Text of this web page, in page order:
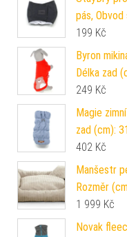
pás,
199 Kč
Byron
Délka zad
249 Kč
Magie
zad (cm):
402 Kč
Manšestr
Rozměr
1 999 Kč
Novak